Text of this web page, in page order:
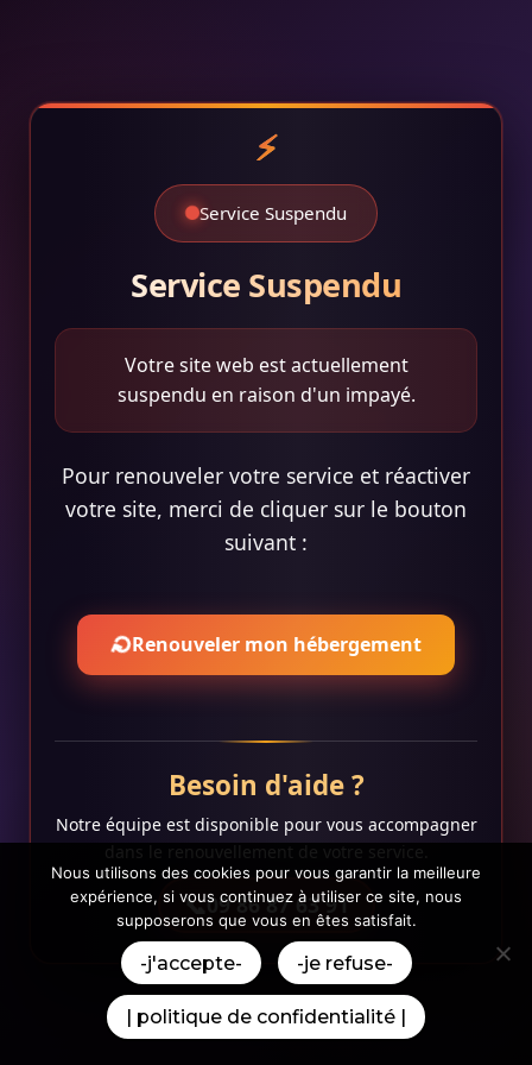
Service Suspendu
Service Suspendu
Votre site web est actuellement
suspendu en raison d'un impayé.
Pour renouveler votre service et réactiver
votre site, merci de cliquer sur le bouton
suivant :
⟳Renouveler mon hébergement
Besoin d'aide ?
Notre équipe est disponible pour vous accompagner
09 86 87 63 91
Nous utilisons des cookies pour vous garantir la meilleure
expérience, si vous continuez à utiliser ce site, nous
supposerons que vous en êtes satisfait.
-j'accepte- -je refuse-
| politique de confidentialité |